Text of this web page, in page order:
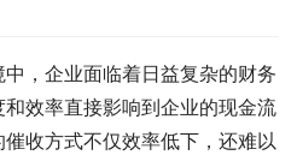
，企业面临着日益复杂的财务
效率直接影响到企业的现金流
收方式不仅效率低下，还难以